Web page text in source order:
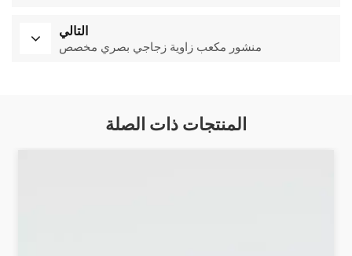
التالي
منشور مكعب زاوية زجاجي بصري مخصص
المنتجات ذات الصلة